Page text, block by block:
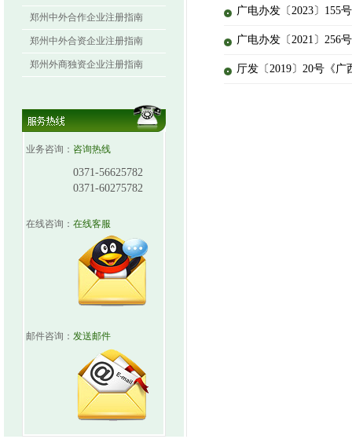
郑州中外合作企业注册指南
郑州中外合资企业注册指南
郑州外商独资企业注册指南
业务咨询： 咨询热线
0371-56625782
0371-60275782
在线咨询： 在线客服
邮件咨询： 发送邮件
广电办发〔2023〕155
广电办发〔2021〕256
厅发〔2019〕20号《